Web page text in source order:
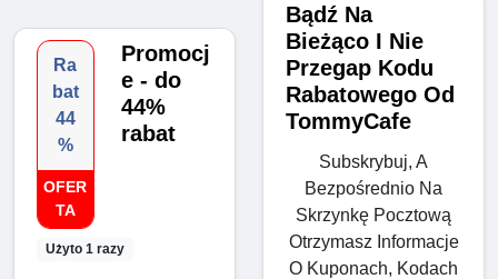
Ra
bat
44
%
OFER
TA
Użyto 1 razy
Promocj
e - do
44%
rabat
Bądź Na
Bieżąco I Nie
Przegap Kodu
Rabatowego Od
TommyCafe
Subskrybuj, A
Bezpośrednio Na
Skrzynkę Pocztową
Otrzymasz Informacje
O Kuponach, Kodach